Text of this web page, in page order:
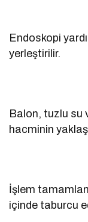
Endoskopi
yerleştirilir.
Balon, tuzlu su
hacminin
İşlem
içinde taburcu